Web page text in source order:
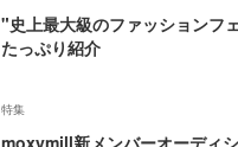
"史上最大級のファッションフ
たっぷり紹介
特集
moxymill新メンバーオーディ